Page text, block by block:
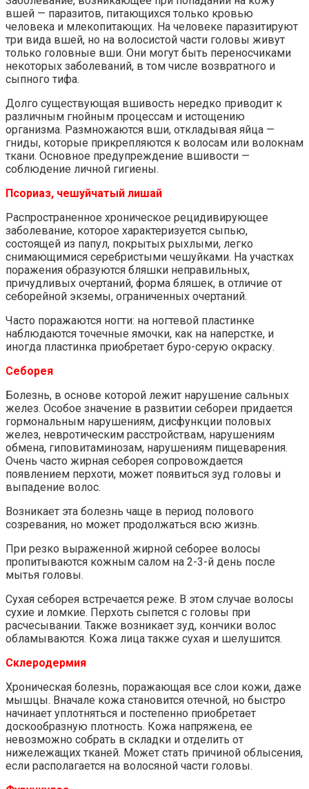
вшей — паразитов, питающихся только кровью
человека и млекопитающих. На человеке паразитируют
три вида вшей, но на волосистой части головы живут
только головные вши. Они могут быть переносчиками
некоторых заболеваний, в том числе возвратного и
сыпного тифа.
Долго существующая вшивость нередко приводит к
различным гнойным процессам и истощению
организма. Размножаются вши, откладывая яйца —
гниды, которые прикрепляются к волосам или волокнам
ткани. Основное предупреждение вшивости —
соблюдение личной гигиены.
Псориаз, чешуйчатый лишай
Распространенное хроническое рецидивирующее
заболевание, которое характеризуется сыпью,
состоящей из папул, покрытых рыхлыми, легко
снимающимися серебристыми чешуйками. На участках
поражения образуются бляшки неправильных,
причудливых очертаний, форма бляшек, в отличие от
себорейной экземы, ограниченных очертаний.
Часто поражаются ногти: на ногтевой пластинке
наблюдаются точечные ямочки, как на наперстке, и
иногда пластинка приобретает буро-серую окраску.
Себорея
Болезнь, в основе которой лежит нарушение сальных
желез. Особое значение в развитии себореи придается
гормональным нарушениям, дисфункции половых
желез, невротическим расстройствам, нарушениям
обмена, гиповитаминозам, нарушениям пищеварения.
Очень часто жирная себорея сопровождается
появлением перхоти, может появиться зуд головы и
выпадение волос.
Возникает эта болезнь чаще в период полового
созревания, но может продолжаться всю жизнь.
При резко выраженной жирной себорее волосы
пропитываются кожным салом на 2-3-й день после
мытья головы.
Сухая себорея встречается реже. В этом случае волосы
сухие и ломкие. Перхоть сыпется с головы при
расчесывании. Также возникает зуд, кончики волос
обламываются. Кожа лица также сухая и шелушится.
Склеродермия
Хроническая болезнь, поражающая все слои кожи, даже
мышцы. Вначале кожа становится отечной, но быстро
начинает уплотняться и постепенно приобретает
доскообразную плотность. Кожа напряжена, ее
невозможно собрать в складки и отделить от
нижележащих тканей. Может стать причиной облысения,
если располагается на волосяной части головы.